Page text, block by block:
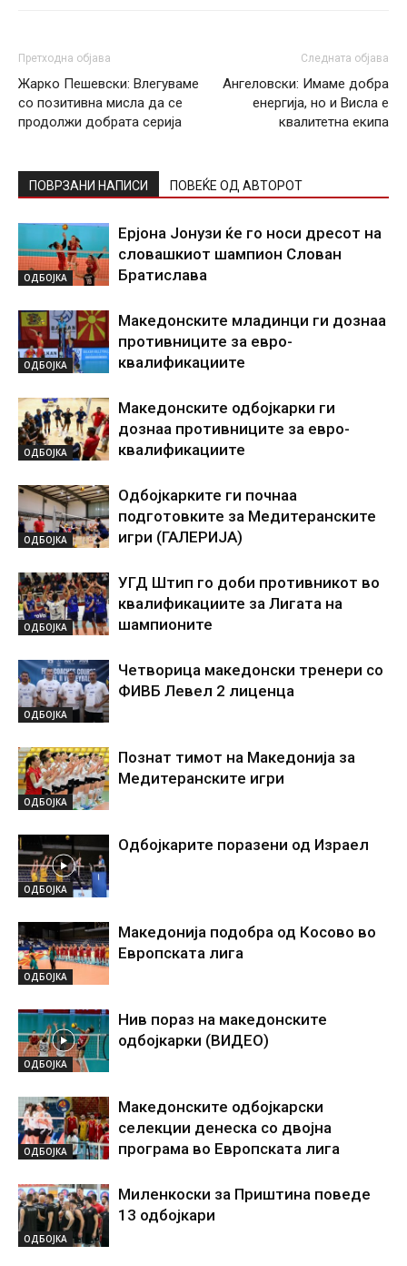
Претходна објава
Жарко Пешевски: Влегуваме
со позитивна мисла да се
продолжи добрата серија
Следната објава
Ангеловски: Имаме добра
енергија, но и Висла е
квалитетна екипа
ПОВРЗАНИ НАПИСИ ПОВЕЌЕ ОД АВТОРОТ
ОДБОЈКА
Ерјона Јонузи ќе го носи дресот на
словашкиот шампион Слован
Братислава
ОДБОЈКА
Македонските младинци ги дознаа
противниците за евро-
квалификациите
ОДБОЈКА
Македонските одбојкарки ги
дознаа противниците за евро-
квалификациите
ОДБОЈКА
Одбојкарките ги почнаа
подготовките за Медитеранските
игри (ГАЛЕРИЈА)
ОДБОЈКА
УГД Штип го доби противникот во
квалификациите за Лигата на
шампионите
ОДБОЈКА
Четворица македонски тренери со
ФИВБ Левел 2 лиценца
ОДБОЈКА
Познат тимот на Македонија за
Медитеранските игри
ОДБОЈКА
Одбојкарите поразени од Израел
ОДБОЈКА
Македонија подобра од Косово во
Европската лига
ОДБОЈКА
Нив пораз на македонските
одбојкарки (ВИДЕО)
ОДБОЈКА
Македонските одбојкарски
селекции денеска со двојна
програма во Европската лига
ОДБОЈКА
Миленкоски за Приштина поведе
13 одбојкари